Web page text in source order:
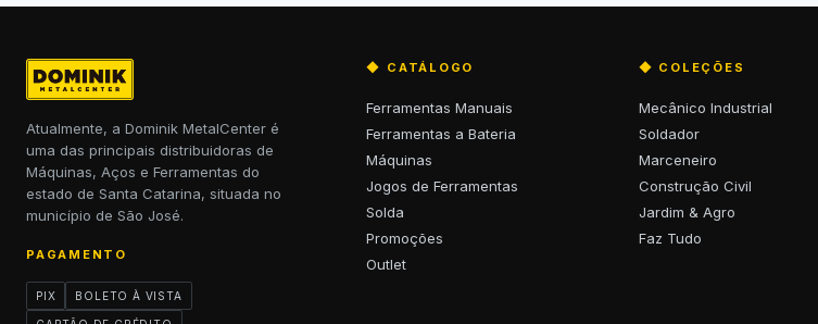
Atualmente, a Dominik MetalCenter é
uma das principais distribuidoras de
Máquinas, Aços e Ferramentas do
estado de Santa Catarina, situada no
município de São José.
PAGAMENTO
PIX BOLETO À VISTA
◆ CATÁLOGO
Ferramentas Manuais
Ferramentas a Bateria
Máquinas
Jogos de Ferramentas
Solda
Promoções
Outlet
◆ COLEÇÕES
Mecânico Industrial
Soldador
Marceneiro
Construção Civil
Jardim & Agro
Faz Tudo